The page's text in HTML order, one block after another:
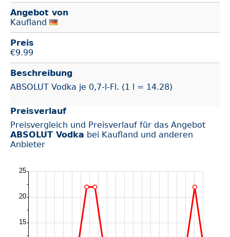
Angebot von
Kaufland
Preis
€9.99
Beschreibung
ABSOLUT Vodka je 0,7-l-Fl. (1 l = 14.28)
Preisverlauf
Preisvergleich und Preisverlauf für das Angebot
ABSOLUT Vodka bei Kaufland und anderen
Anbieter